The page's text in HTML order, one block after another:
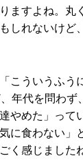
ますよね。丸
しれないけど
こういうふう
年代を問わ
やめた」っ
に食わない」
く感じました